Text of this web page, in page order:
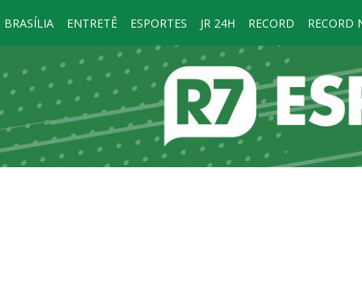
BRASÍLIA ENTRETÊ ESPORTES JR 24H RECORD RECORD